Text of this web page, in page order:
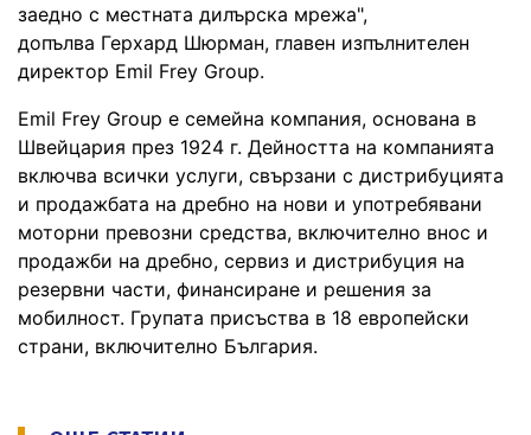
заедно с местната дилърска мрежа",
допълва Герхард Шюрман, главен изпълнителен
директор Emil Frey Group.
Emil Frey Group е семейна компания, основана в
Швейцария през 1924 г. Дейността на компанията
включва всички услуги, свързани с дистрибуцията
и продажбата на дребно на нови и употребявани
моторни превозни средства, включително внос и
продажби на дребно, сервиз и дистрибуция на
резервни части, финансиране и решения за
мобилност. Групата присъства в 18 европейски
страни, включително България.